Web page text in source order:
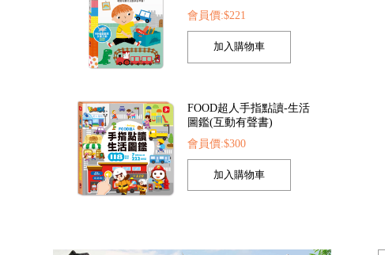
FOOD超人手指點讀-生活
圖鑑(互動有聲書)
會員價:$300
孩子的第一套認知拼圖-動
物王國
會員價:$221